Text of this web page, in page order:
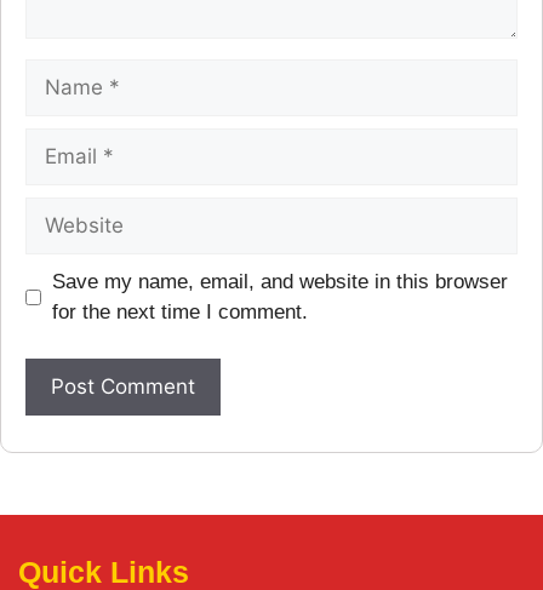
Save my name, email, and website in this browser
for the next time I comment.
Quick Links